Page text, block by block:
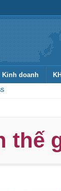
Kinh doanh
thế